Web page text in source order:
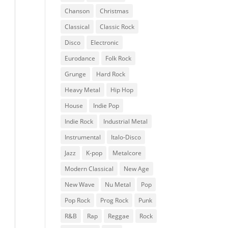
Chanson
Christmas
Classical
Classic Rock
Disco
Electronic
Eurodance
Folk Rock
Grunge
Hard Rock
Heavy Metal
Hip Hop
House
Indie Pop
Indie Rock
Industrial Metal
Instrumental
Italo-Disco
Jazz
K-pop
Metalcore
Modern Classical
New Age
New Wave
Nu Metal
Pop
Pop Rock
Prog Rock
Punk
R&B
Rap Reggae
Rock